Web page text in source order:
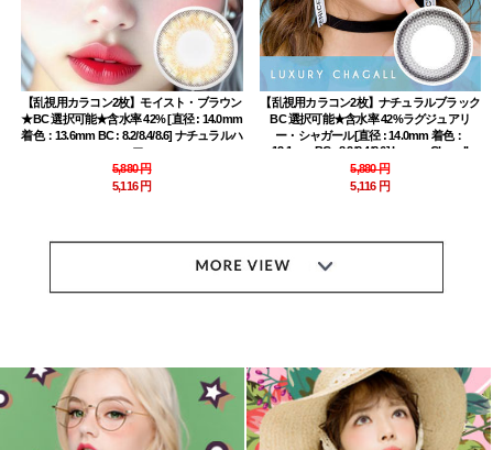
【乱視用カラコン2枚】モイスト・ブラウン
★BC 選択可能★含水率 42% [直径 : 14.0mm
着色：13.6mm BC : 8.2/8.4/8.6] ナチュラルハ
ーフ
5,880 円
5,116 円
【乱視用カラコン2枚】ナチュラルブラック
BC 選択可能★含水率 42%ラグジュアリ
ー・シャガール[直径 : 14.0mm 着色：
13.1mm BC : 8.2/8.4/8.6] Luxury Chagall
Black
5,880 円
5,116 円